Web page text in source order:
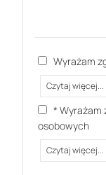
Wyrażam
Czytaj więcej...
* Wyrażam
osobowych
Czytaj więcej...